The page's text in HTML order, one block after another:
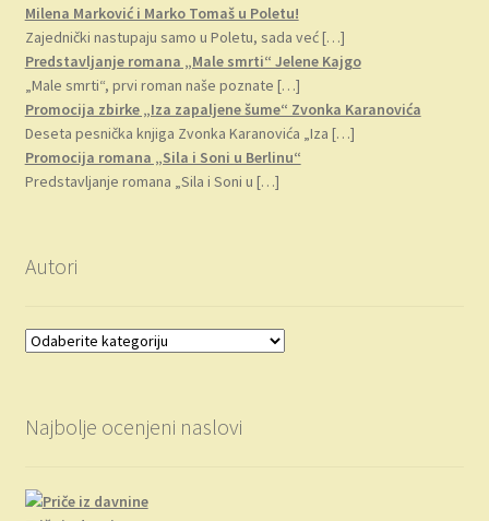
Milena Marković i Marko Tomaš u Poletu!
Zajednički nastupaju samo u Poletu, sada već[…]
Predstavljanje romana „Male smrti“ Jelene Kajgo
„Male smrti“, prvi roman naše poznate […]
Promocija zbirke „Iza zapaljene šume“ Zvonka Karanovića
Deseta pesnička knjiga Zvonka Karanovića „Iza […]
Promocija romana „Sila i Soni u Berlinu“
Predstavljanje romana „Sila i Soni u […]
Autori
Najbolje ocenjeni naslovi